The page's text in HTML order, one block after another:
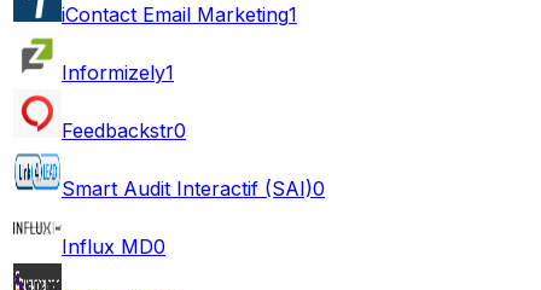
iContact Email Marketing1
Informizely1
Feedbackstr0
Smart Audit Interactif (SAI)0
Influx MD0